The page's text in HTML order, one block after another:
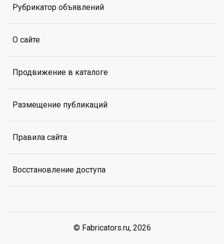
Рубрикатор объявлений
О сайте
Продвижение в каталоге
Размещение публикаций
Правила сайта
Восстановление доступа
© Fabricators.ru, 2026